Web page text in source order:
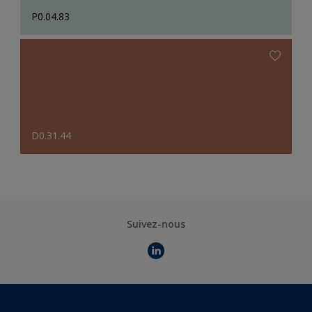
P0.04.83
D0.31.44
Suivez-nous